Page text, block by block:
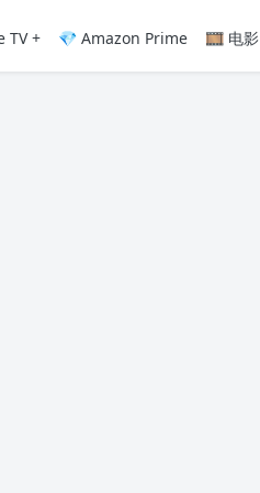
TV + 💎 Amazon Prime 🎞️ 电影